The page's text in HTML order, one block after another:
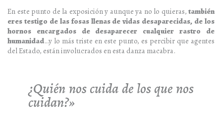
En este punto de la exposición y aunque ya no lo quieras, también
eres testigo de las fosas llenas de vidas desaparecidas, de los
hornos encargados de desaparecer cualquier rastro de
humanidad…y lo más triste en este punto, es percibir que agentes
del Estado, están involucrados en esta danza macabra.
¿Quién nos cuida de los que nos
cuidan?»